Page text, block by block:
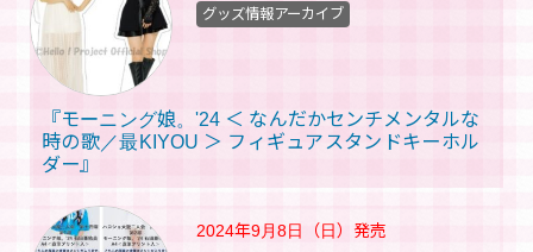
『モーニング娘。'24 ＜ なんだかセンチメンタルな
時の歌／最KIYOU ＞ フィギュアスタンドキーホル
ダー』
グッズ情報アーカイブ
2024年9月8日（日） 発売